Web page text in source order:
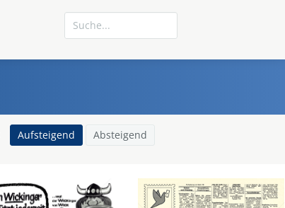
Aufsteigend Absteigend